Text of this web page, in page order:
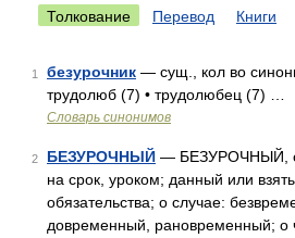
Толкование Перевод Книги
1 безурочник — сущ., кол во
трудолюб (7) • трудолюбец (7) …
Словарь синонимов
2 БЕЗУРОЧНЫЙ — БЕЗУРОЧНЫЙ, о
на срок, уроком; данный или
обязательства; о случае:
довременный, рановременный; о